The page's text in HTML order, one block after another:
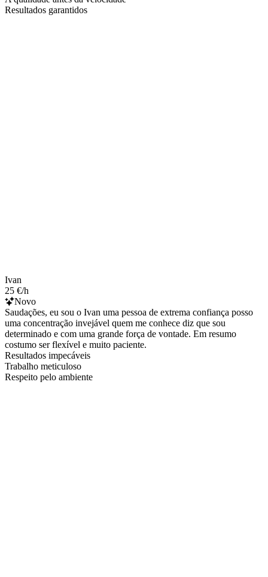
Resultados garantidos
Ivan
25 €/h
Novo
Saudações, eu sou o Ivan uma pessoa de extrema confiança posso
uma concentração invejável quem me conhece diz que sou
determinado e com uma grande força de vontade. Em resumo
costumo ser flexível e muito paciente.
Resultados impecáveis
Trabalho meticuloso
Respeito pelo ambiente